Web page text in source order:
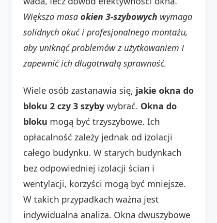
Większa masa okien 3-szybowych wymaga
solidnych okuć i profesjonalnego montażu,
aby uniknąć problemów z użytkowaniem i
zapewnić ich długotrwałą sprawność.
Wiele osób zastanawia się, jakie okna do
bloku 2 czy 3 szyby wybrać. Okna do
bloku mogą być trzyszybowe. Ich
opłacalność zależy jednak od izolacji
całego budynku. W starych budynkach
bez odpowiedniej izolacji ścian i
wentylacji, korzyści mogą być mniejsze.
W takich przypadkach ważna jest
indywidualna analiza. Okna dwuszybowe